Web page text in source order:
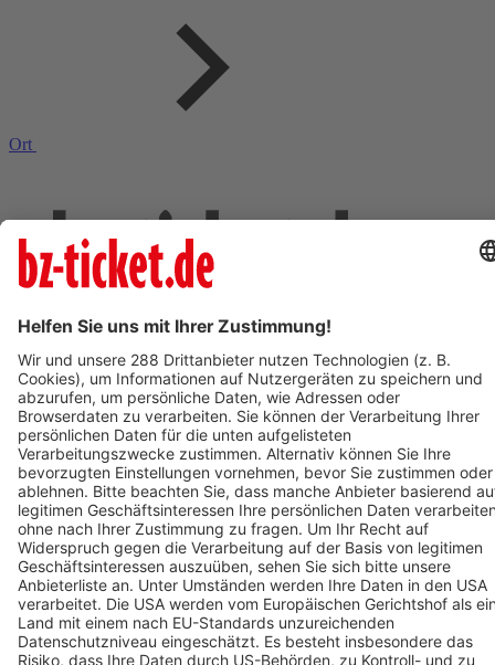
Ort
Deine Region. Deine Events.
BZ-Card schnapp.de Kontakt
Mediadaten Datenschutz Cookie-Einstellungen Impressum
+49 761 496 8888
Tickethotline Mo–Fr: 9–12 Uhr
System